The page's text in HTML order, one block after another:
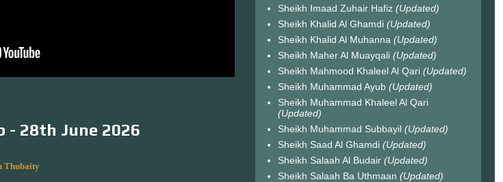
- 28th June 2026
Thubaity
Sheikh Imaad Zuhair Hafiz (Updated)
Sheikh Khalid Al Ghamdi (Updated)
Sheikh Khalid Al Muhanna (Updated)
Sheikh Maher Al Muayqali (Updated)
Sheikh Mahmood Khaleel Al Qari (Updated)
Sheikh Muhammad Ayub (Updated)
Sheikh Muhammad Khaleel Al Qari
(Updated)
Sheikh Muhammad Subbayil (Updated)
Sheikh Saad Al Ghamdi (Updated)
Sheikh Salaah Al Budair (Updated)
Sheikh Salaah Ba Uthmaan (Updated)